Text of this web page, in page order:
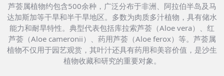
芦荟属植物约包含500余种，广泛分布于非洲、阿拉伯半岛及马
达加斯加等干旱和半干旱地区。多数为肉质多汁植物，具有储水
能力和耐旱特性。典型代表包括库拉索芦荟（Aloe vera）、红
芦荟（Aloe cameronii）、药用芦荟（Aloe ferox）等。芦荟属
植物不仅用于园艺观赏，其叶汁还具有药用和美容价值，是沙生
植物收藏和研究的重要对象。